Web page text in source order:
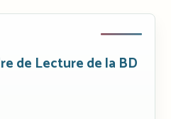
de Lecture de la BD